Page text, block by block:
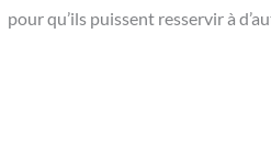
pour qu’ils puissent resservir à